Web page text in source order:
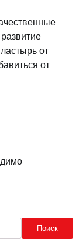
от
от
Поиск